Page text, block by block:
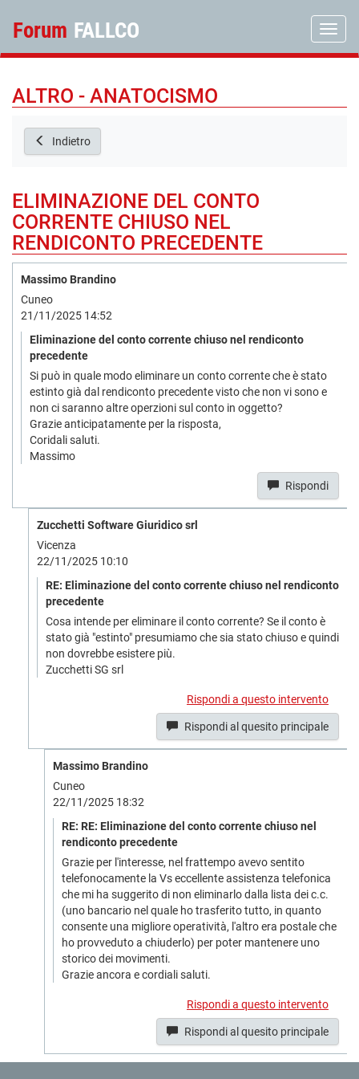
Forum FALLCO
ALTRO - ANATOCISMO
Indietro
ELIMINAZIONE DEL CONTO
CORRENTE CHIUSO NEL
RENDICONTO PRECEDENTE
Massimo Brandino
Cuneo
21/11/2025 14:52
Eliminazione del conto corrente chiuso nel rendiconto
precedente
Si può in quale modo eliminare un conto corrente che è stato
estinto già dal rendiconto precedente visto che non vi sono e
non ci saranno altre operzioni sul conto in oggetto?
Grazie anticipatamente per la risposta,
Coridali saluti.
Massimo
Rispondi
Zucchetti Software Giuridico srl
Vicenza
22/11/2025 10:10
RE: Eliminazione del conto corrente chiuso nel rendiconto
precedente
Cosa intende per eliminare il conto corrente? Se il conto è
stato già "estinto" presumiamo che sia stato chiuso e quindi
non dovrebbe esistere più.
Zucchetti SG srl
Rispondi a questo intervento
Rispondi al quesito principale
Massimo Brandino
Cuneo
22/11/2025 18:32
RE: RE: Eliminazione del conto corrente chiuso nel
rendiconto precedente
Grazie per l'interesse, nel frattempo avevo sentito
telefonocamente la Vs eccellente assistenza telefonica
che mi ha suggerito di non eliminarlo dalla lista dei c.c.
(uno bancario nel quale ho trasferito tutto, in quanto
consente una migliore operatività, l'altro era postale che
ho provveduto a chiuderlo) per poter mantenere uno
storico dei movimenti.
Grazie ancora e cordiali saluti.
Rispondi a questo intervento
Rispondi al quesito principale